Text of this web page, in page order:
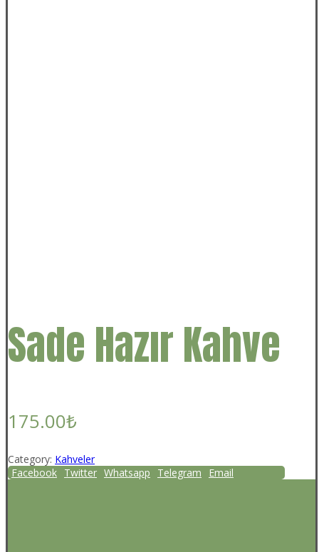
Sade Hazır Kahve
175.00₺
Category: Kahveler
Facebook Twitter Whatsapp Telegram Email